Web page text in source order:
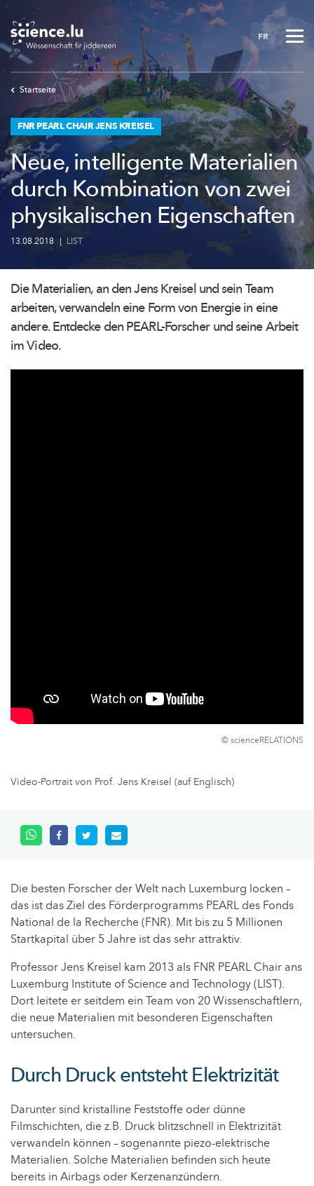
Skip
main
content
FR
Startseite
FNR PEARL CHAIR JENS KREISEL
Neue, intelligente Materialien
durch Kombination von zwei
physikalischen Eigenschaften
13.08.2018 | LIST
Die Materialien, an den Jens Kreisel und sein Team
arbeiten, verwandeln eine Form von Energie in eine
andere. Entdecke den PEARL-Forscherund seine Arbeit
im Video.
© scienceRELATIONS
Video-Portrait von Prof. Jens Kreisel (auf Englisch)
Die besten Forscher der Welt nach Luxemburg locken –
das ist das Ziel des Förderprogramms PEARL des Fonds
National de la Recherche (FNR). Mit bis zu 5 Millionen
Startkapital über 5 Jahre ist das sehr attraktiv.
Professor Jens Kreisel kam 2013 als FNR PEARL Chair ans
Luxemburg Institute of Science and Technology (LIST).
Dort leitete er seitdem ein Team von 20 Wissenschaftlern,
die neue Materialien mit besonderen Eigenschaften
untersuchen.
Durch Druck entsteht Elektrizität
Darunter sind kristalline Feststoffe oder dünne
Filmschichten, die z.B. Druck blitzschnell in Elektrizität
verwandeln können – sogenannte piezo-elektrische
Materialien. Solche Materialien befinden sich heute
bereits in Airbags oder Kerzenanzündern.